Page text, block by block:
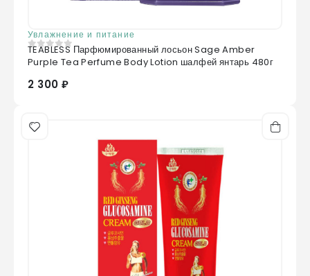
Увлажнение и питание
0из 5
TEABLESS Парфюмированный лосьон Sage Amber
Purple Tea Perfume Body Lotion шалфей янтарь 480г
2 300 ₽